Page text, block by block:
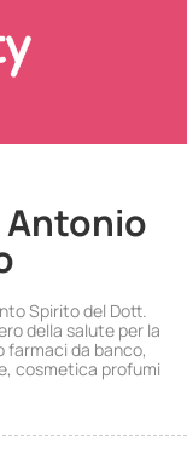
Antonio
Spirito del Dott.
della salute per la
farmaci da banco,
cosmetica profumi